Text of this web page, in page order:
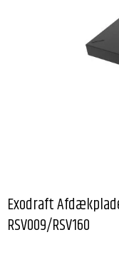
Exodraft
RSV009/RSV160